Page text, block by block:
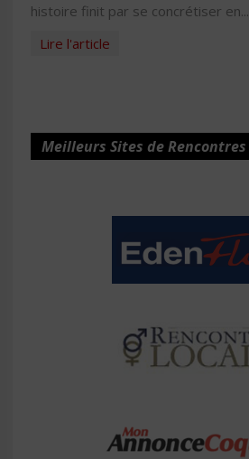
histoire finit par se concrétiser en...
Lire l'article
Meilleurs Sites de Rencontres